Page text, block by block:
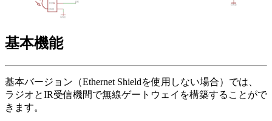
基本機能
基本バージョン（Ethernet Shieldを使用しない場合）では、
ラジオとIR受信機間で無線ゲートウェイを構築することがで
きます。